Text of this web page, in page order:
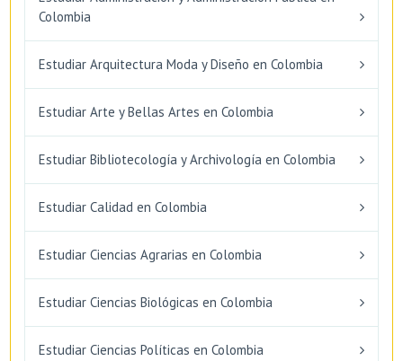
Colombia
Estudiar Arquitectura Moda y Diseño en Colombia
Estudiar Arte y Bellas Artes en Colombia
Estudiar Bibliotecología y Archivología en Colombia
Estudiar Calidad en Colombia
Estudiar Ciencias Agrarias en Colombia
Estudiar Ciencias Biológicas en Colombia
Estudiar Ciencias Políticas en Colombia